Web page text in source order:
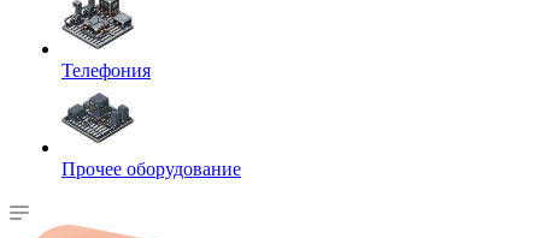
Телефония
Прочее оборудование